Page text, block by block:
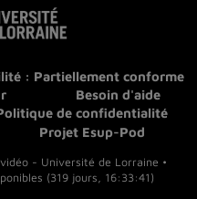
: Partiellement conforme
Besoin d'aide
de confidentialité
Projet Esup-Pod
- Université de Lorraine •
(319 jours, 16:33:41)